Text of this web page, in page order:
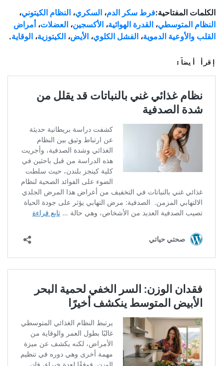
الكلمات المفتاحية:فرط سكر الدم، السكري، النظام الكيتوني،
النظام المتوسطي، القدرة الهوائية، الأكسجين، العضلات،أمراض
القلب والأوعية الدموية، الفشل الكلوي، الأيض، الكيتوزية، الوقاية.
إقرأ أيضاً: